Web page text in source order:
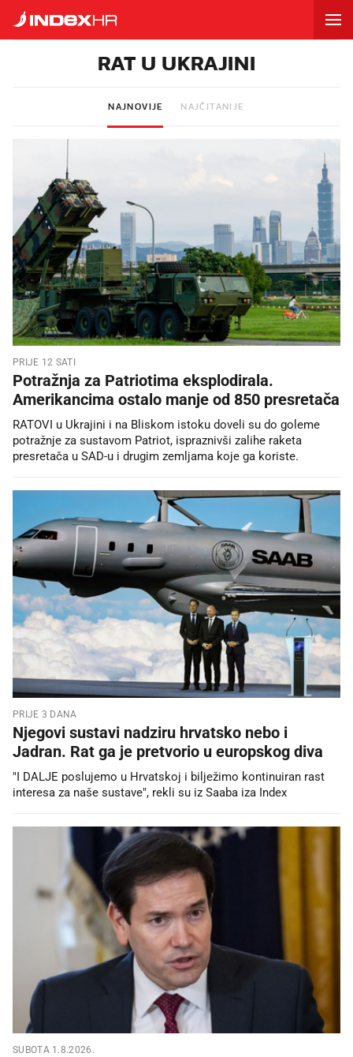
RAT U UKRAJINI
NAJNOVIJE NAJČITANIJE
PRIJE 12 SATI
Potražnja za Patriotima eksplodirala.
Amerikancima ostalo manje od 850 presretača
RATOVI u Ukrajini i na Bliskom istoku doveli su do goleme
potražnje za sustavom Patriot, ispraznivši zalihe raketa
presretača u SAD-u i drugim zemljama koje ga koriste.
PRIJE 3 DANA
Njegovi sustavi nadziru hrvatsko nebo i
Jadran. Rat ga je pretvorio u europskog diva
"I DALJE poslujemo u Hrvatskoj i bilježimo kontinuiran rast
interesa za naše sustave", rekli su iz Saaba iza Index
SUBOTA 1.8.2026.